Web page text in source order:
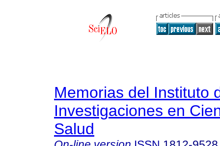
Memorias del Instituto
Investigaciones en
Salud